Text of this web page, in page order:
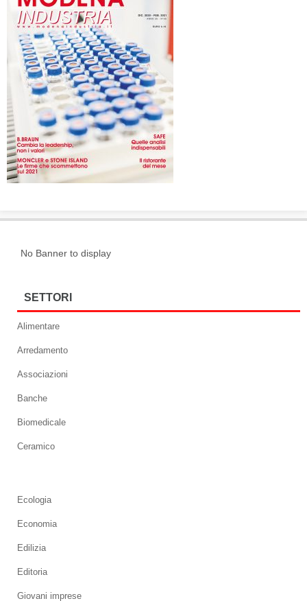
No Banner to display
SETTORI
Alimentare
Arredamento
Associazioni
Banche
Biomedicale
Ceramico
Ecologia
Economia
Edilizia
Editoria
Giovani imprese